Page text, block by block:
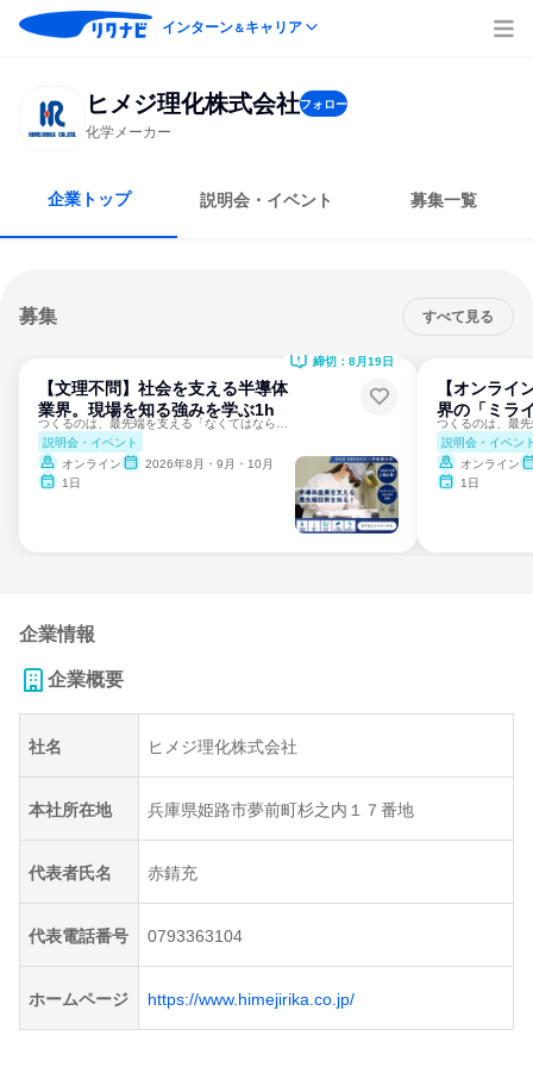
インターン＆キャリア
ヒメジ理化株式会社フォロー
化学メーカー
企業トップ 説明会・イベント 募集一覧
募集 すべて見る
【文理不問】社会を支える半導体
業界。現場を知る強みを学ぶ1h
説明会・イベント
オンライン
2026年8月・9月・10月
1日
締切：8月19日
【オンライ
界の「ミラ
説明会・イベン
オンライン
1日
企業情報
企業概要
社名 ヒメジ理化株式会社
本社所在地 兵庫県姫路市夢前町杉之内１７番地
代表者氏名 赤錆充
代表電話番号 0793363104
ホームページ https://www.himejirika.co.jp/